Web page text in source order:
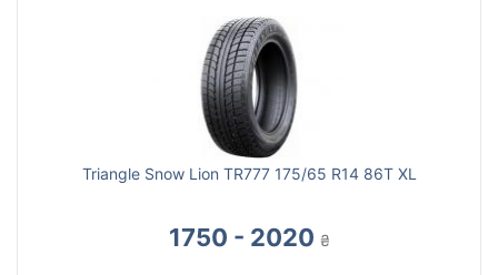
Triangle Snow Lion TR777 175/65 R14 86T XL
1750 - 2020 ₴